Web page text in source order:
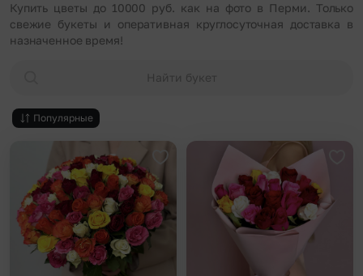
Купить цветы до 10000 руб. как на фото в Перми. Только
свежие букеты и оперативная круглосуточная доставка в
назначенное время!
Найти букет
Популярные
Добавить в избранное